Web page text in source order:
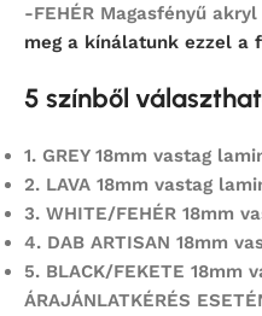
-FEHÉR Magasfényű akryl
meg a kínálatunk ezzel a
5 színből
1. GREY 18mm vastag
2. LAVA 18mm vastag
3. WHITE/FEHÉR 18mm
4. DAB ARTISAN 18mm
5. BLACK/FEKETE
ÁRAJÁNLATKÉRÉS